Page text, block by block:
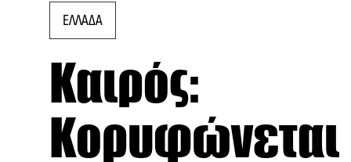
ΕΛΛΑΔΑ
Καιρός:
Κορυφώνεται